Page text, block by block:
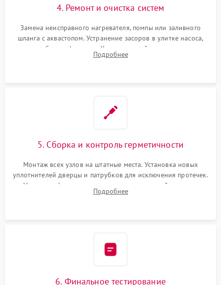
4. Ремонт и очистка систем
Замена неисправного нагревателя, помпы или заливного
шланга с аквастопом. Устранение засоров в улитке насоса,
патрубках и фильтрах. Компонентный ремонт платы
управления, восстановление поврежденной проводки.
Подробнее
5. Сборка и контроль герметичности
Монтаж всех узлов на штатные места. Установка новых
уплотнителей дверцы и патрубков для исключения протечек.
Надежная фиксация хомутов гидравлической системы,
сборка корпуса и установка датчика поплавка.
Подробнее
6. Финальное тестирование